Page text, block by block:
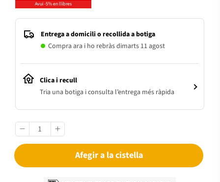
Avui -5% en llibres
Entrega a domicili o recollida a botiga
Compra ara i ho rebràs dimarts 11 agost
Clica i recull
Tria una botiga i consulta l’entrega més ràpida
Afegir a la cistella